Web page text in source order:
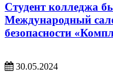
Студент колледжа
Международный
безопасности
30.05.2024